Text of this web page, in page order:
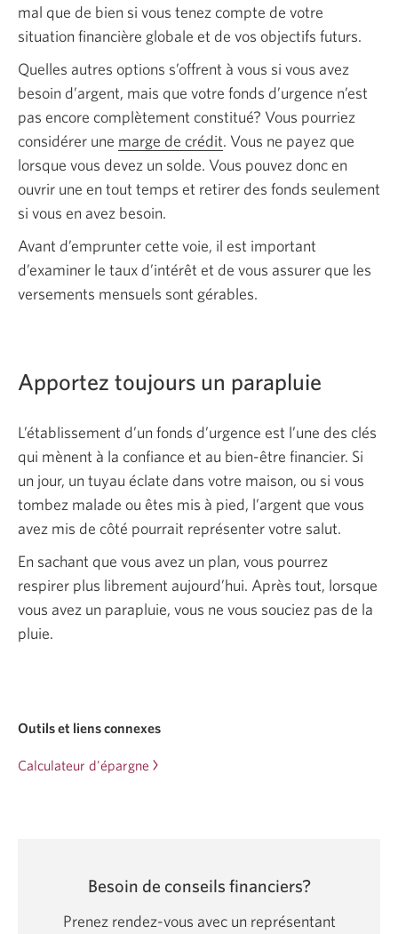
mal que de bien si vous tenez compte de votre
situation financière globale et de vos objectifs futurs.
Quelles autres options s’offrent à vous si vous avez
besoin d’argent, mais que votre fonds d’urgence n’est
pas encore complètement constitué? Vous pourriez
considérer une marge de crédit. Vous ne payez que
lorsque vous devez un solde. Vous pouvez donc en
ouvrir une en tout temps et retirer des fonds seulement
si vous en avez besoin.
Avant d’emprunter cette voie, il est important
d’examiner le taux d’intérêt et de vous assurer que les
versements mensuels sont gérables.
Apportez toujours un parapluie
L’établissement d’un fonds d’urgence est l’une des clés
qui mènent à la confiance et au bien-être financier. Si
un jour, un tuyau éclate dans votre maison, ou si vous
tombez malade ou êtes mis à pied, l’argent que vous
avez mis de côté pourrait représenter votre salut.
En sachant que vous avez un plan, vous pourrez
respirer plus librement aujourd’hui. Après tout, lorsque
vous avez un parapluie, vous ne vous souciez pas de la
pluie.
Outils et liens connexes
Calculateur d'épargne
Besoin de conseils financiers?
Prenez rendez-vous avec un représentant